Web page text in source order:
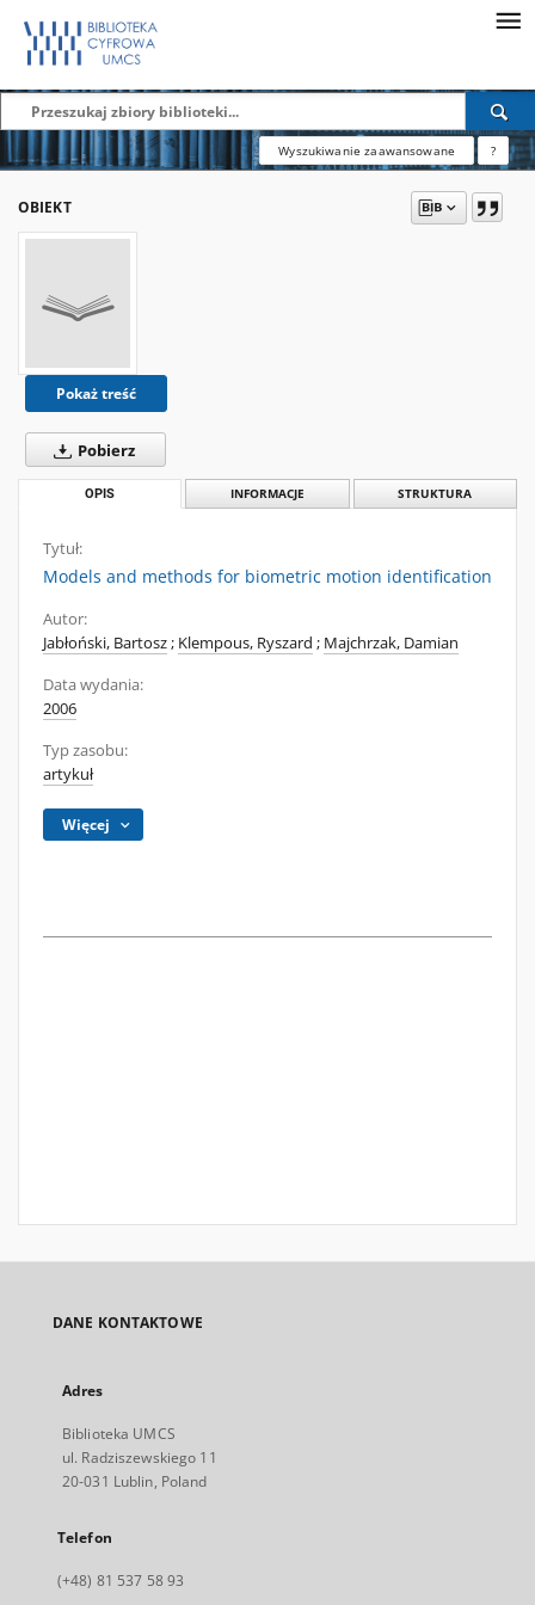
Wyszukiwanie zaawansowane ?
OBIEKT
Pokaż treść
Pobierz
OPIS INFORMACJE STRUKTURA
Tytuł:
Models and methods for biometric motion identification
Autor:
Jabłoński, Bartosz; Klempous, Ryszard ; Majchrzak, Damian
Data wydania:
2006
Typ zasobu:
artykuł
Więcej
DANE KONTAKTOWE
Adres
Biblioteka UMCS
ul. Radziszewskiego 11
20-031 Lublin, Poland
Telefon
(+48) 81 537 58 93